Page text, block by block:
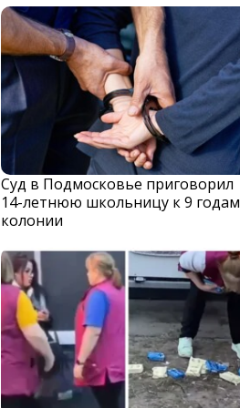
Суд в Подмосковье приговорил
14-летнюю школьницу к 9 годам
колонии